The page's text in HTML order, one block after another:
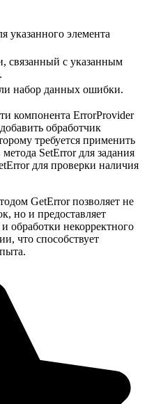
указанного элемента
связанный с указанным
набор данных ошибки.
компонента ErrorProvider
обработчик
требуется применить
SetError для задания
для проверки наличия
GetError позволяет не
но и предоставляет
обработки некорректного
что способствует